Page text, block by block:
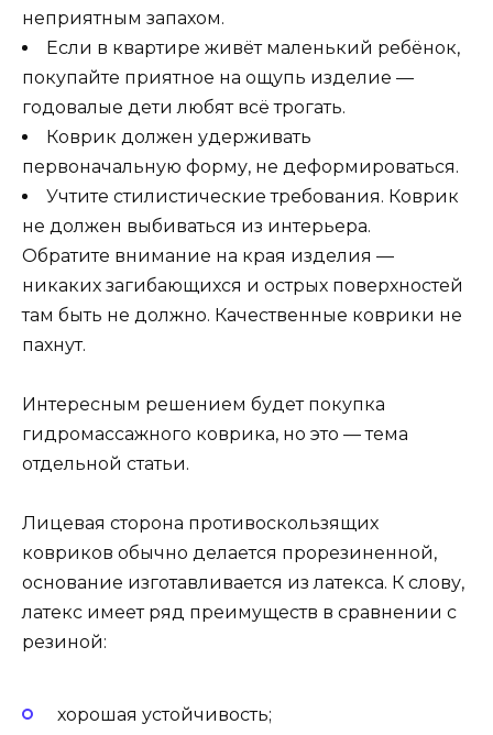
неприятным запахом.
Если в квартире живёт маленький ребёнок,
покупайте приятное на ощупь изделие —
годовалые дети любят всё трогать.
Коврик должен удерживать
первоначальную форму, не деформироваться.
Учтите стилистические требования. Коврик
не должен выбиваться из интерьера.
Обратите внимание на края изделия —
никаких загибающихся и острых поверхностей
там быть не должно. Качественные коврики не
пахнут.
Интересным решением будет покупка
гидромассажного коврика, но это — тема
отдельной статьи.
Лицевая сторона противоскользящих
ковриков обычно делается прорезиненной,
основание изготавливается из латекса. К слову,
латекс имеет ряд преимуществ в сравнении с
резиной:
хорошая устойчивость;